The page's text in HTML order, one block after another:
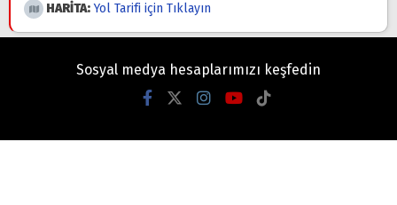
HARİTA: Yol Tarifi için Tıklayın
Sosyal medya hesaplarımızı keşfedin